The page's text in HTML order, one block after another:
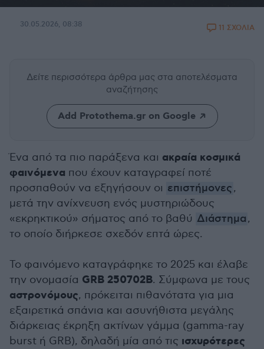
30.05.2026, 08:38 11 ΣΧΟΛΙΑ
Δείτε περισσότερα άρθρα μας στα αποτελέσματα
αναζήτησης
Add Protothema.gr on Google
Ένα από τα πιο παράξενα και ακραία κοσμικά
φαινόμενα που έχουν καταγραφεί ποτέ
προσπαθούν να εξηγήσουν οι επιστήμονες,
μετά την ανίχνευση ενός μυστηριώδους
«εκρηκτικού» σήματος από το βαθύ Διάστημα,
το οποίο διήρκεσε σχεδόν επτά ώρες.
Το φαινόμενο καταγράφηκε το 2025 και έλαβε
την ονομασία GRB 250702B. Σύμφωνα με τους
αστρονόμους, πρόκειται πιθανότατα για μια
εξαιρετικά σπάνια και ασυνήθιστα μεγάλης
διάρκειας έκρηξη ακτίνων γάμμα (gamma-ray
burst ή GRB), δηλαδή μία από τις ισχυρότερες